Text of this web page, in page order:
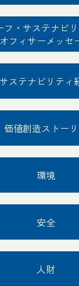
フ・サステナビ
オフィサーメッセ
サステナビリティ
価値創造ストー
環境
安全
人財